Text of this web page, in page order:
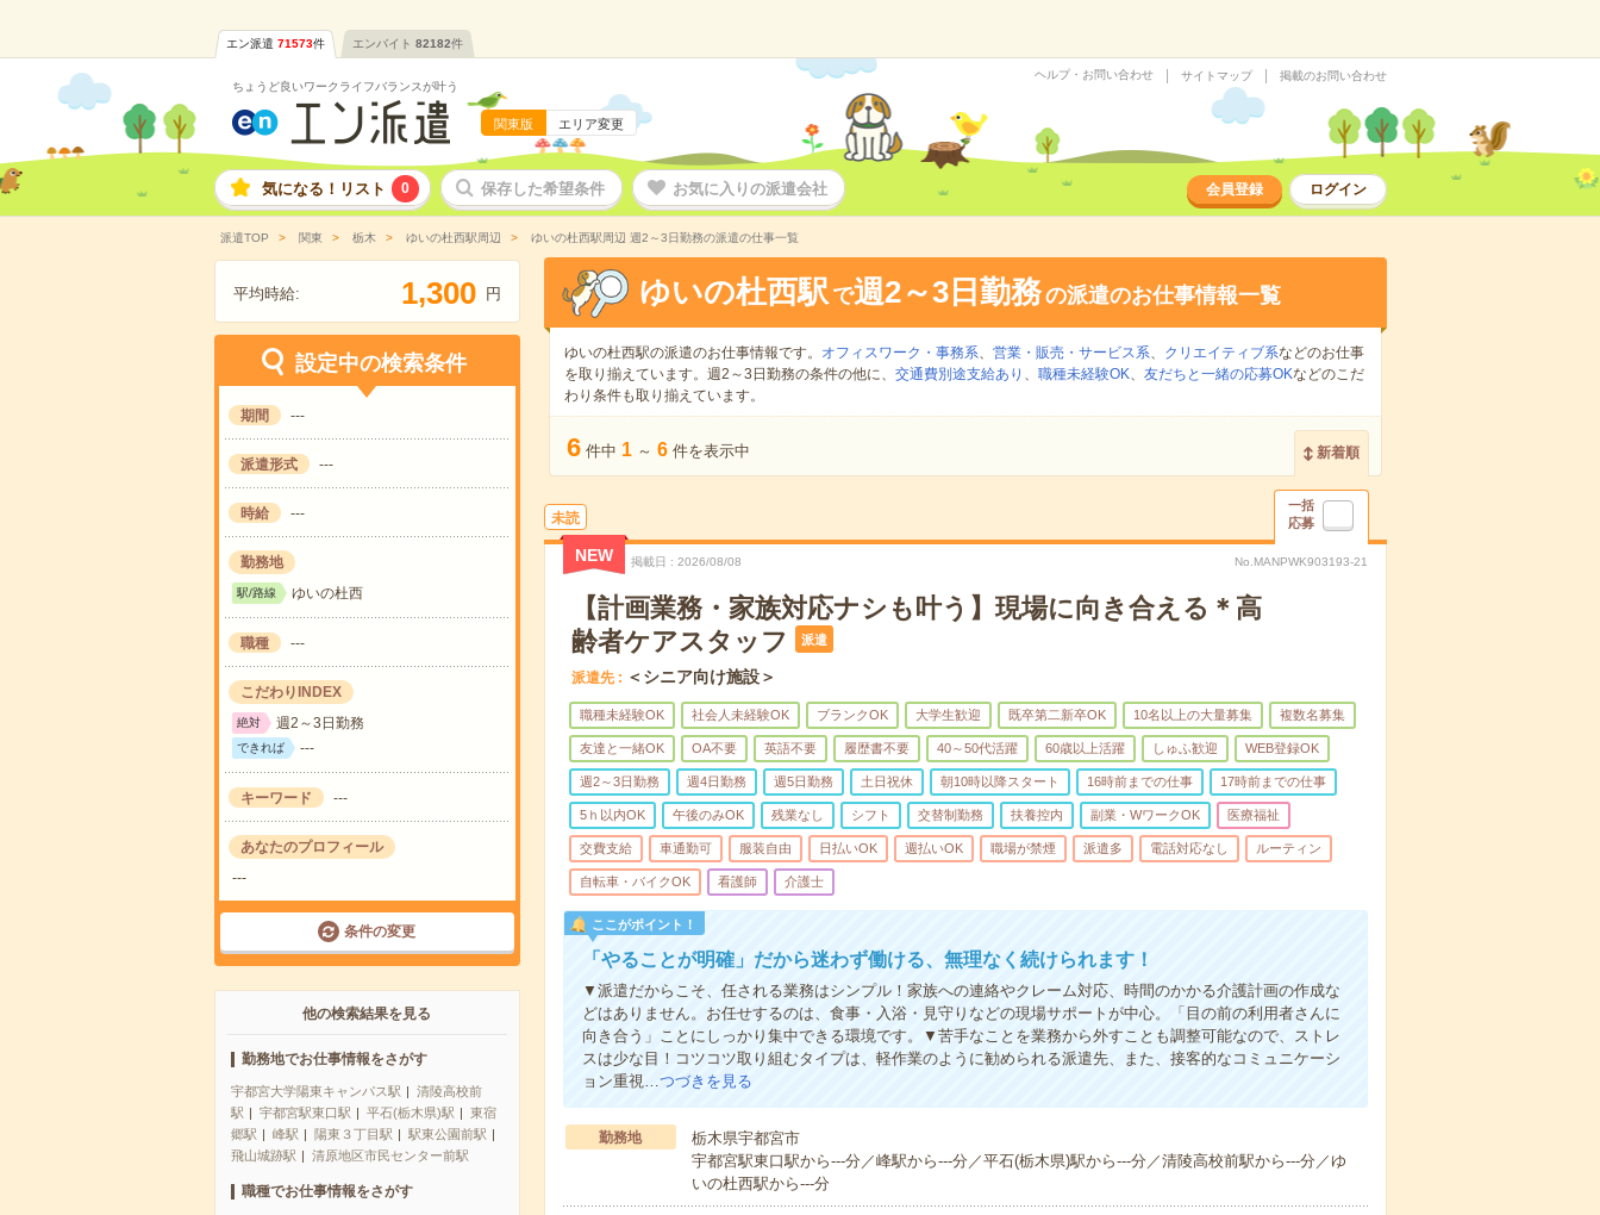
エン派遣 71573件 エンバイト 82182件
ちょうど良いワークライフバランスが叶う
関東版 エリア変更
ヘルプ・お問い合わせ サイトマップ 掲載のお問い合わせ
気になる！リスト 0 保存した希望条件 お気に入りの派遣会社 会員登録 ログイン
派遣TOP 関東 栃木 ゆいの杜西駅周辺 ゆいの杜西駅周辺 週2～3日勤務の派遣の仕事一覧
平均時給: 1,300 円
設定中の検索条件
期間 ---
派遣形式 ---
時給 ---
勤務地
駅/路線 ゆいの杜西
職種 ---
こだわりINDEX
絶対 週2～3日勤務
できれば ---
キーワード ---
あなたのプロフィール
---
条件の変更
他の検索結果を見る
勤務地でお仕事情報をさがす
宇都宮大学陽東キャンパス駅
清陵高校前
駅
宇都宮駅東口駅 平石(栃木県)駅
東宿
郷駅
峰駅 陽東３丁目駅
駅東公園前駅
飛山城跡駅
清原地区市民センター前駅
職種でお仕事情報をさがす
ゆいの杜西駅 で週2～3日勤務の派遣のお仕事情報一覧
ゆいの杜西駅の派遣のお仕事情報です。 オフィスワーク・事務系、 営業・販売・サービス系、 クリエイティブ系などのお仕事
を取り揃えています。週2～3日勤務の条件の他に、 交通費別途支給あり 、 職種未経験OK、 友だちと一緒の応募OKなどのこだ
わり条件も取り揃えています。
6 件中 1 ～ 6 件を表示中 新着順
未読
一括
応募
NEW 掲載日 2026/08/08 No.MANPWK903193-21
【計画業務・家族対応ナシも叶う】現場に向き合える＊高
齢者ケアスタッフ
派遣
派遣先 ＜シニア向け施設＞
職種未経験OK 社会人未経験OK ブランクOK 大学生歓迎 既卒第二新卒OK 10名以上の大量募集 複数名募集
友達と一緒OK OA不要 英語不要 履歴書不要 40～50代活躍 60歳以上活躍 しゅふ歓迎 WEB登録OK
週2～3日勤務 週4日勤務 週5日勤務 土日祝休 朝10時以降スタート 16時前までの仕事 17時前までの仕事
5ｈ以内OK 午後のみOK 残業なし シフト 交替制勤務 扶養控内 副業・WワークOK 医療福祉
交費支給 車通勤可 服装自由 日払いOK 週払いOK 職場が禁煙 派遣多 電話対応なし ルーティン
自転車・バイクOK 看護師 介護士
ここがポイント！
「やることが明確」だから迷わず働ける、無理なく続けられます！
▼派遣だからこそ、任される業務はシンプル！家族への連絡やクレーム対応、時間のかかる介護計画の作成な
どはありません。お任せするのは、食事・入浴・見守りなどの現場サポートが中心。「目の前の利用者さんに
向き合う」ことにしっかり集中できる環境です。▼苦手なことを業務から外すことも調整可能なので、ストレ
スは少な目！コツコツ取り組むタイプは、軽作業のように勧められる派遣先、また、接客的なコミュニケーシ
ョン重視…つづきを見る
勤務地
栃木県宇都宮市
宇都宮駅東口駅から---分／峰駅から---分／平石(栃木県)駅から---分／清陵高校前駅から---分／ゆ
いの杜西駅から---分